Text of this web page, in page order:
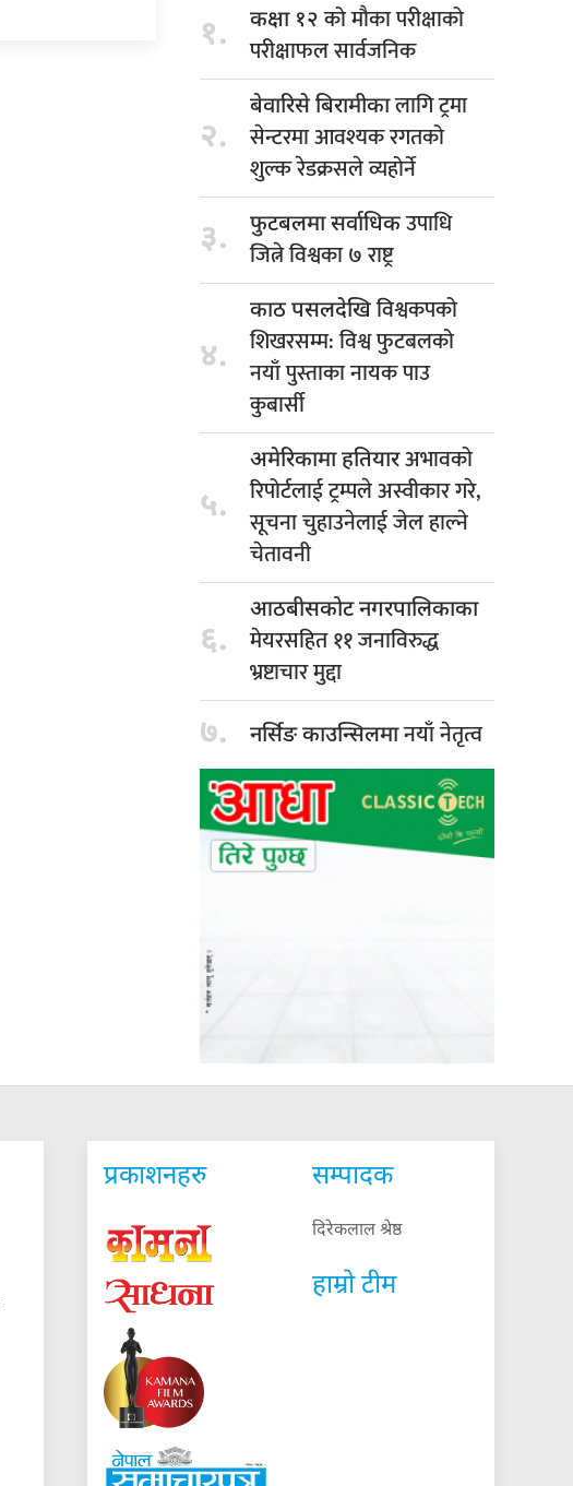
१. कक्षा १२को मौका परीक्षाको
परीक्षाफल सार्वजनिक
२.
बेवारिसे बिरामीकालागि ट्रमा
सेन्टरमा आवश्यक रगतको
शुल्क रेडक्रसले व्यहोर्ने
३. फुटबलमा सर्वाधिकउपाधि
जित्ने विश्वका ७ राष्ट्र
४.
काठ पसलदेखिविश्वकपको
शिखरसम्म: विश्व फुटबलको
नयाँ पुस्ताका नायक पाउ
कुबार्सी
५.
अमेरिकामा हतियारअभावको
रिपोर्टलाई ट्रम्पले अस्वीकार गरे,
सूचना चुहाउनेलाई जेल हाल्ने
चेतावनी
६.
आठबीसकोट नगरपालिकाका
मेयरसहित ११ जनाविरुद्ध
भ्रष्टाचार मुद्दा
७. नर्सिङ काउन्सिलमानयाँ नेतृत्व
प्रकाशनहरु सम्पादक
दिरेकलाल श्रेष्ठ
हाम्रो टीम